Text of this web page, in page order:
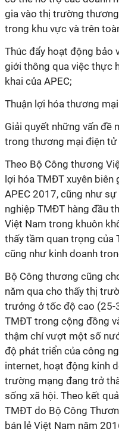
gia vào thị trường
trong khu vực và trên
Thúc đẩy hoạt động bảo
giới thông qua việc thực
khai của APEC;
Thuận lợi hóa thương
Giải quyết những vấn đề
trong thương mại điện tử
Theo Bộ Công thương
lợi hóa TMĐT xuyên
APEC 2017, cũng như
nghiệp TMĐT hàng đầu
Việt Nam trong khuôn
thấy tầm quan trọng của
cũng như kinh doanh
Bộ Công thương cũng
năm qua cho thấy thị
trưởng ở tốc độ cao (25-
TMĐT trong cộng đồng
thậm chí vượt một số
độ phát triển của công
internet, hoạt động kinh
trường mạng đang trở
sống xã hội. Theo kết
TMĐT do Bộ Công
bán lẻ Việt Nam năm